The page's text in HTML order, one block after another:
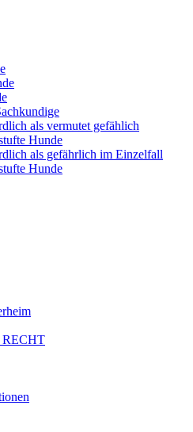
als vermutet gefählich
Hunde
als gefährlich im Einzelfall
Hunde